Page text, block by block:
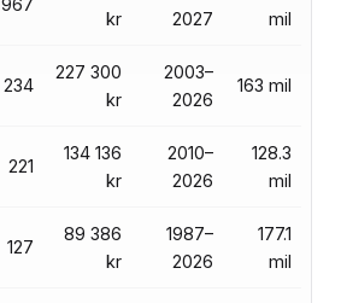
967
kr
2027
mil
234
227 300
kr
2003–
2026
163 mil
221
134 136
kr
2010–
2026
128.3
mil
127
89 386
kr
1987–
2026
177.1
mil